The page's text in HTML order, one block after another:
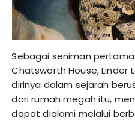
Sebagai seniman
Chatsworth House, Linder
dirinya dalam sejarah
dari rumah megah itu,
dapat dialami melalui